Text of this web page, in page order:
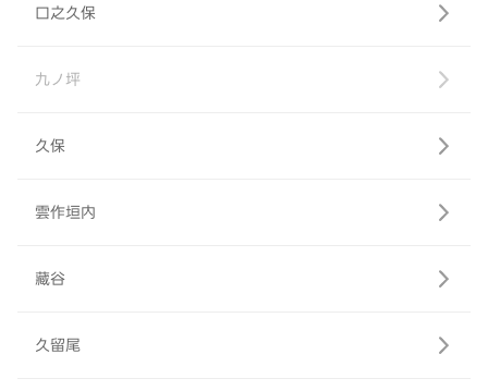
口之久保
九ノ坪
久保
雲作垣内
藏谷
久留尾